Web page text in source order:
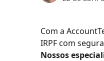
Com a
IRPF com
Nossos